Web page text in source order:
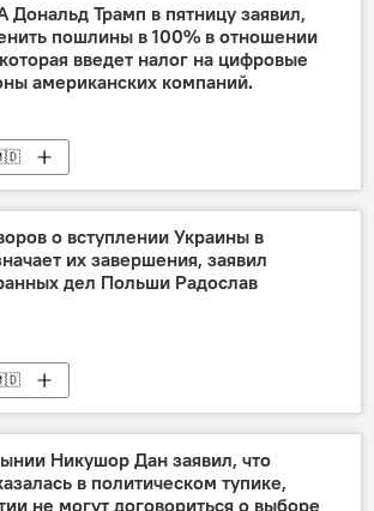
Трамп в пятницу заявил,
пошлины в 100% в отношении
введет налог на цифровые
американских компаний.
о вступлении Украины в
их завершения, заявил
дел Польши Радослав
Никушор Дан заявил, что
в политическом тупике,
не могут договориться о выборе